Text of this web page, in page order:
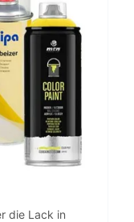
die Lack in